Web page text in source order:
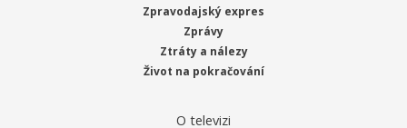
Zpravodajský expres
Zprávy
Ztráty a nálezy
Život na pokračování
O televizi